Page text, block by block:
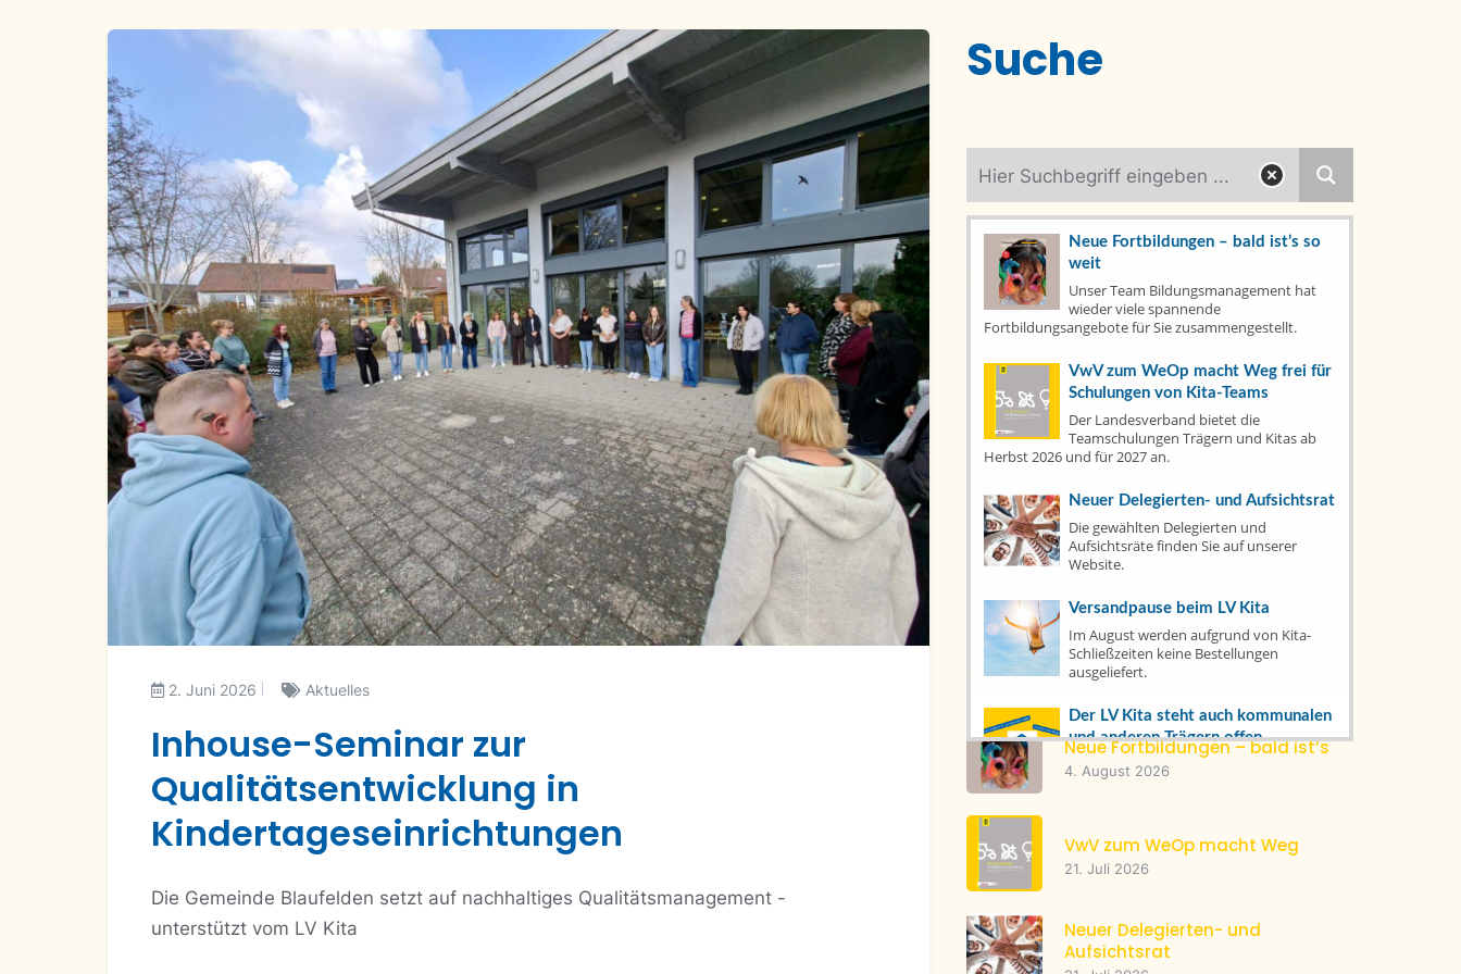
2. Juni 2026 Aktuelles
Inhouse-Seminar zur
Qualitätsentwicklung in
Kindertageseinrichtungen
Die Gemeinde Blaufelden setzt auf nachhaltiges Qualitätsmanagement -
unterstützt vom LV Kita
Suche
Kategorien
Aktuelles (79)
Fachtage (6)
Fortbildungen (7)
Tacheles (22)
Letzte Artikel
Neue Fortbildungen – bald ist’s
4. August 2026
VwV zum WeOp macht Weg
21. Juli 2026
Neuer Delegierten- und
Aufsichtsrat
Neue Fortbildungen – bald ist’s so
weit
Unser Team Bildungsmanagement hat
wieder viele spannende
Fortbildungsangebote für Sie zusammengestellt.
VwV zum WeOp macht Weg frei für
Schulungen von Kita-Teams
Der Landesverband bietet die
Teamschulungen Trägern und Kitas ab
Herbst 2026 und für 2027 an.
Neuer Delegierten- und Aufsichtsrat
Die gewählten Delegierten und
Aufsichtsräte finden Sie auf unserer
Website.
Versandpause beim LV Kita
Im August werden aufgrund von Kita-
Schließzeiten keine Bestellungen
ausgeliefert.
Der LV Kita steht auch kommunalen
und anderen Trägern offen
Mitglied werden oder bereits dabei? Hier
erfahren Sie, wie's geht und was es
Warenkorb
Fachtag Sprache & MINT am 1.